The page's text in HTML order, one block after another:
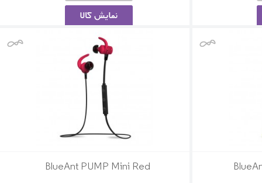
BlueAnt PUMP Mini Red